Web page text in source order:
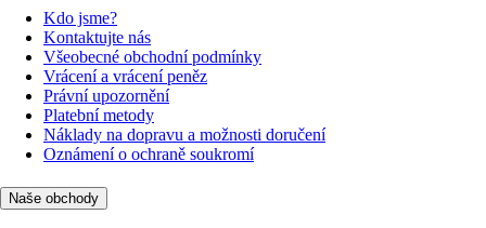
Kdo jsme?
Kontaktujte nás
Všeobecné obchodní podmínky
Vrácení a vrácení peněz
Právní upozornění
Platební metody
Náklady na dopravu a možnosti doručení
Oznámení o ochraně soukromí
Naše obchody